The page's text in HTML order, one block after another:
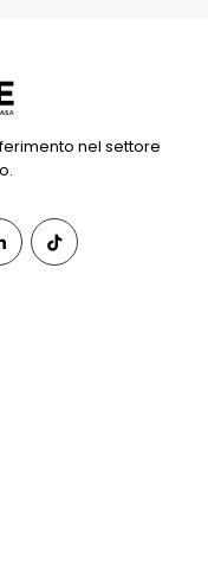
nel settore